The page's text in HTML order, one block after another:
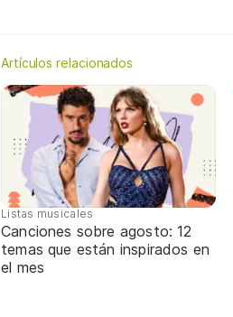
Artículos relacionados
Listas musicales
Canciones sobre agosto: 12
temas que están inspirados en
el mes